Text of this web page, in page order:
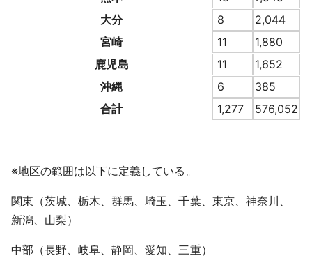
大分
8
2,044
宮崎
11
1,880
鹿児島
11
1,652
沖縄
6
385
合計
1,277 576,052
※地区の範囲は以下に定義している。
関東（茨城、栃木、群馬、埼玉、千葉、東京、神奈川、
新潟、山梨）
中部（長野、岐阜、静岡、愛知、三重）